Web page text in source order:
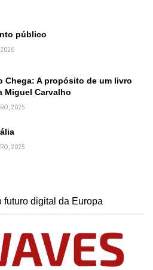
público
2026
Chega: A propósito de um livro
Miguel Carvalho
2025
2025
futuro digital da Europa